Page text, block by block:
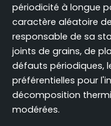
périodicité à longue
caractère aléatoire
responsable de sa
joints de grains, de
défauts périodiques,
préférentielles pour
décomposition
modérées.